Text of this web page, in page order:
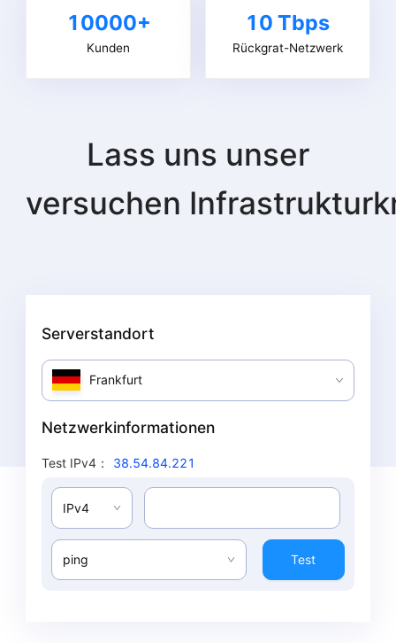
10000+
Kunden
10 Tbps
Rückgrat-Netzwerk
Lass uns unser
versuchen
Serverstandort
Frankfurt
Netzwerkinformationen
Test IPv4： 38.54.84.221
IPv4
ping Test